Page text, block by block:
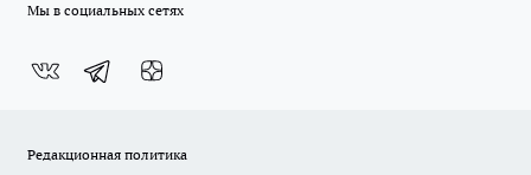
Мы в социальных сетях
Редакционная политика